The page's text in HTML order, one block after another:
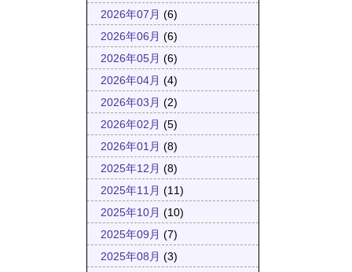
2026年07月 (6)
2026年06月 (6)
2026年05月 (6)
2026年04月 (4)
2026年03月 (2)
2026年02月 (5)
2026年01月 (8)
2025年12月 (8)
2025年11月 (11)
2025年10月 (10)
2025年09月 (7)
2025年08月 (3)